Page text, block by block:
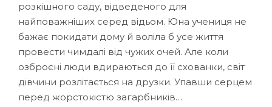
розкішного саду, відведеного для
найповажніших серед відьом. Юна учениця не
бажає покидати дому й воліла б усе життя
провести чимдалі від чужих очей. Але коли
озброєні люди вдираються до її схованки, світ
дівчини розлітається на друзки. Упавши серцем
перед жорстокістю загарбників…